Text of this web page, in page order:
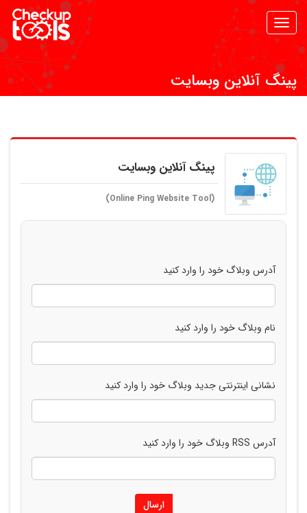
Toggle
navigation
پینگ آنلاین وبسایت
پینگ آنلاین وبسایت
(Online Ping Website Tool)
آدرس وبلاگ خود را وارد کنید
نام وبلاگ خود را وارد کنید
نشانی اینترنتی جدید وبلاگ خود را وارد کنید
آدرس RSS وبلاگ خود را وارد کنید
ارسال